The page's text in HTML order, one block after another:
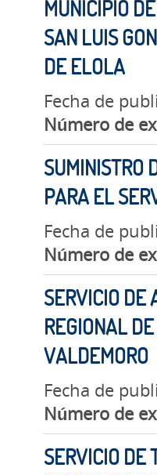
MUNICIPIO
SAN LUIS
DE ELOLA
Fecha de
Número de
SUMINISTRO
PARA EL
Fecha de
Número de
SERVICIO DE
REGIONAL
VALDEMORO
Fecha de
Número de
SERVICIO DE